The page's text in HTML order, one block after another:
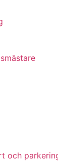
och